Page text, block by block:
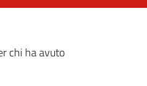
chi ha avuto